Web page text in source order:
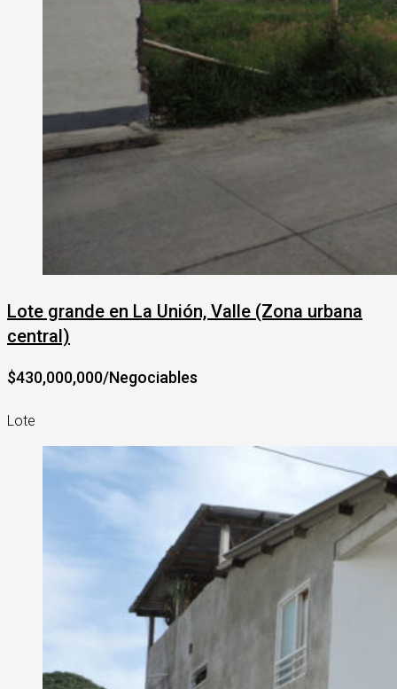
Lote grande en La Unión, Valle (Zona urbana
central)
$430,000,000/Negociables
Lote